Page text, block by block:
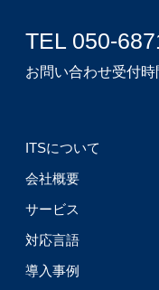
TEL 050-
お問い合わせ受付
ITSについて
会社概要
サービス
対応言語
導入事例